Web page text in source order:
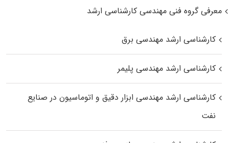
معرفی گروه فنی مهندسی کارشناسی ارشد
کارشناسی ارشد مهندسی برق
کارشناسی ارشد مهندسی پلیمر
کارشناسی ارشد مهندسی ابزار دقیق و اتوماسیون در صنایع
نفت